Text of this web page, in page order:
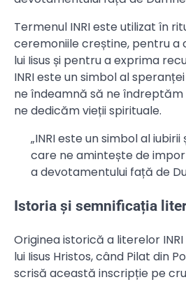
Termenul INRI este utilizat în
ceremoniile creștine, pentru a
lui Iisus și pentru a exprima
INRI este un simbol al
ne îndeamnă să ne îndreptăm
ne dedicăm vieții spirituale.
„INRI este un simbol al iubirii
care ne amintește de
a devotamentului față de
Istoria și semnificația
Originea istorică a literelor
lui Iisus Hristos, când Pilat din
scrisă această inscripție pe